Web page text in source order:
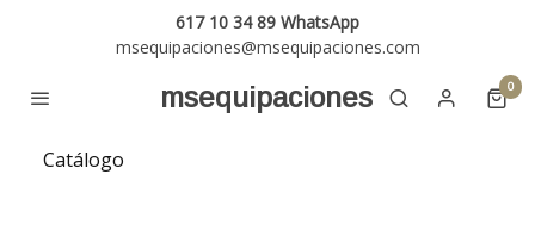
617 10 34 89 WhatsApp
msequipaciones@msequipaciones.com
msequipaciones 0
Catálogo